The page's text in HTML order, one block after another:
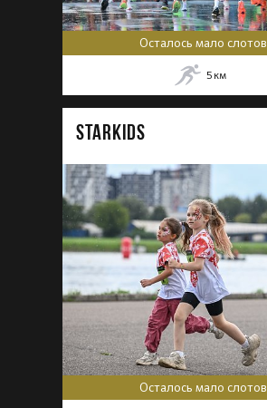
Осталось мало слотов
5 км
STARKIDS
Осталось мало слотов